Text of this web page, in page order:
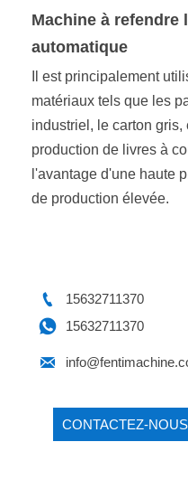
Machine à refendre
automatique
Il est principalement
matériaux tels que les
industriel, le carton gris,
production de livres à
l'avantage d'une haute
de production élevée.
 15632711370
 15632711370

CONTACTEZ-NOUS